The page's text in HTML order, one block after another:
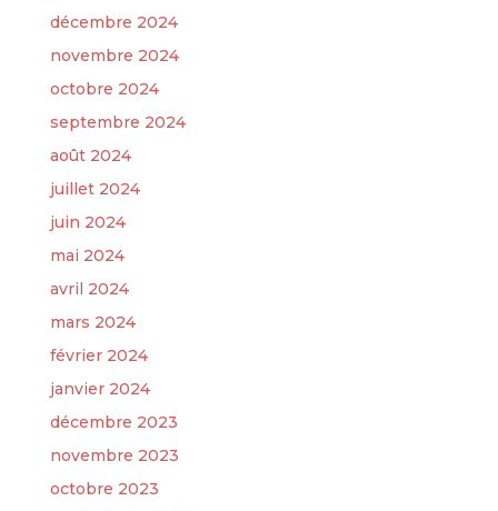
décembre 2024
novembre 2024
octobre 2024
septembre 2024
août 2024
juillet 2024
juin 2024
mai 2024
avril 2024
mars 2024
février 2024
janvier 2024
décembre 2023
novembre 2023
octobre 2023